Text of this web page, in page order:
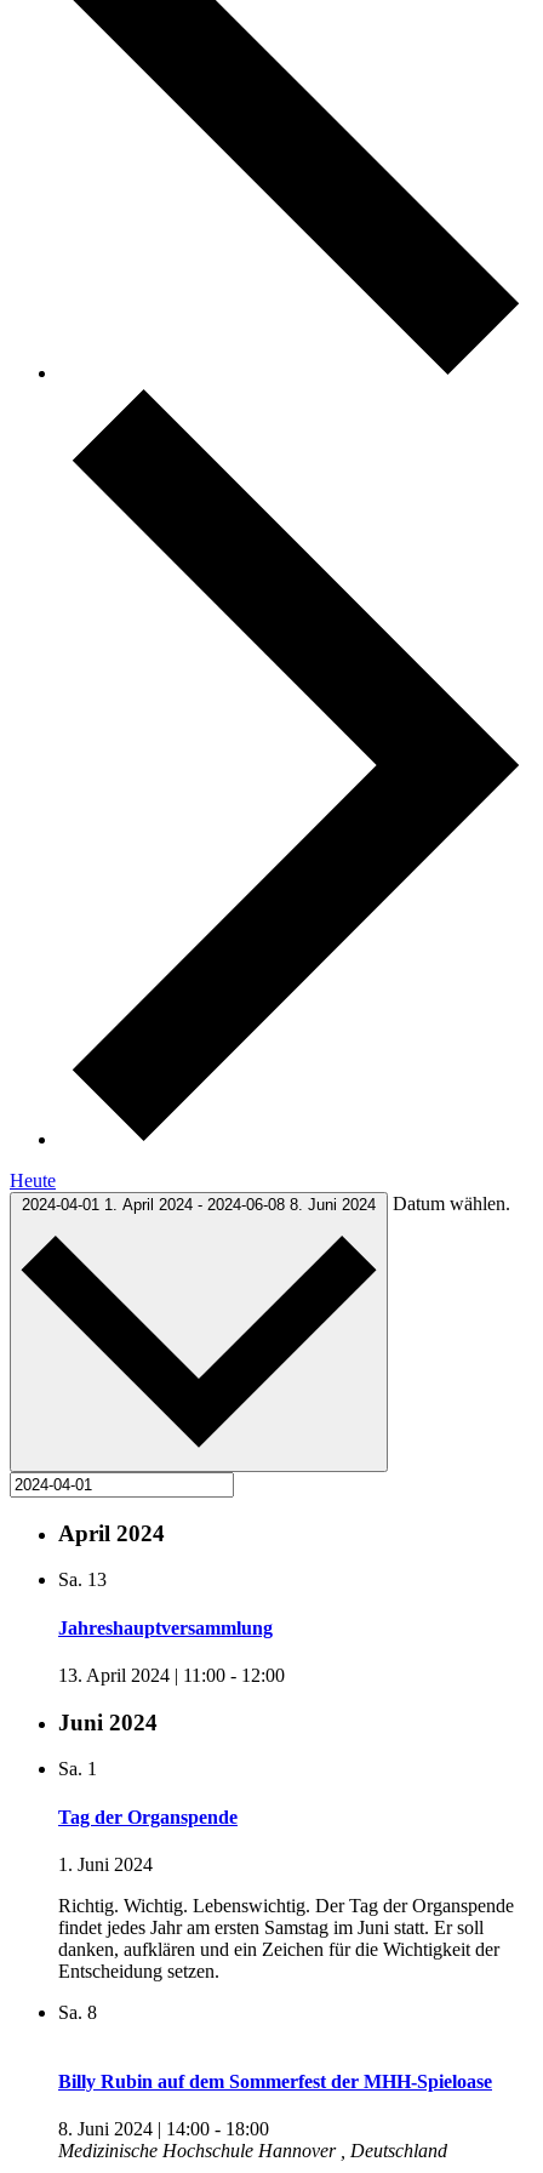
Heute
2024-04-01 1. April 2024 - 2024-06-08 8. Juni 2024 Datum wählen.
April 2024
Sa. 13
Jahreshauptversammlung
13. April 2024 | 11:00 - 12:00
Juni 2024
Sa. 1
Tag der Organspende
1. Juni 2024
Richtig. Wichtig. Lebenswichtig. Der Tag der Organspende
findet jedes Jahr am ersten Samstag im Juni statt. Er soll
danken, aufklären und ein Zeichen für die Wichtigkeit der
Entscheidung setzen.
Sa. 8
Billy Rubin auf dem Sommerfest der MHH-Spieloase
8. Juni 2024 | 14:00 - 18:00
Medizinische Hochschule Hannover
, Deutschland